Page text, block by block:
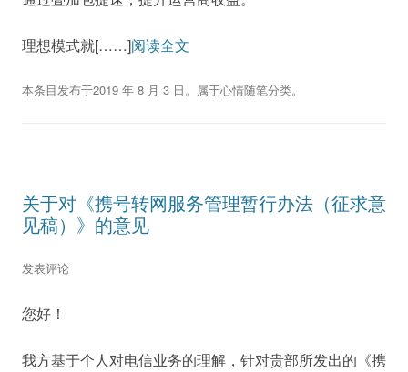
理想模式就[……]阅读全文
本条目发布于2019 年 8 月 3 日。属于心情随笔分类。
关于对《携号转网服务管理暂行办法（征求意
见稿）》的意见
发表评论
您好！
我方基于个人对电信业务的理解，针对贵部所发出的《携